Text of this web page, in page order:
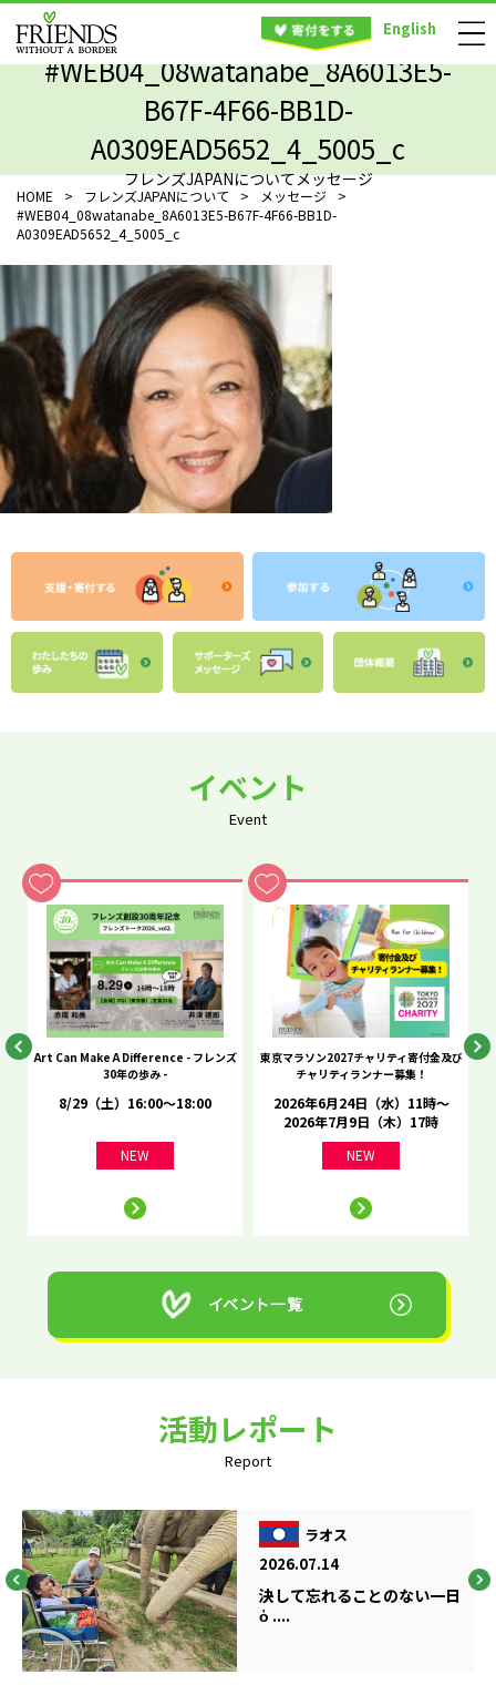
English
#WEB04_08watanabe_8A6013E5-
B67F-4F66-BB1D-
A0309EAD5652_4_5005_c
フレンズJAPANについてメッセージ
HOME > フレンズJAPANについて > メッセージ
>
#WEB04_08watanabe_8A6013E5-B67F-4F66-BB1D-
A0309EAD5652_4_5005_c
イベント
Event
Art Can Make A Difference - フレンズ
30年の歩み -
8/29（土）16:00～18:00
NEW
東京マラソン2027チャリティ寄付金及び
チャリティランナー募集！
2026年6月24日（水）11時～
2026年7月9日（木）17時
NEW
活動レポート
Report
ラオス
2026.07.14
決して忘れることのない一日
ὁ ....